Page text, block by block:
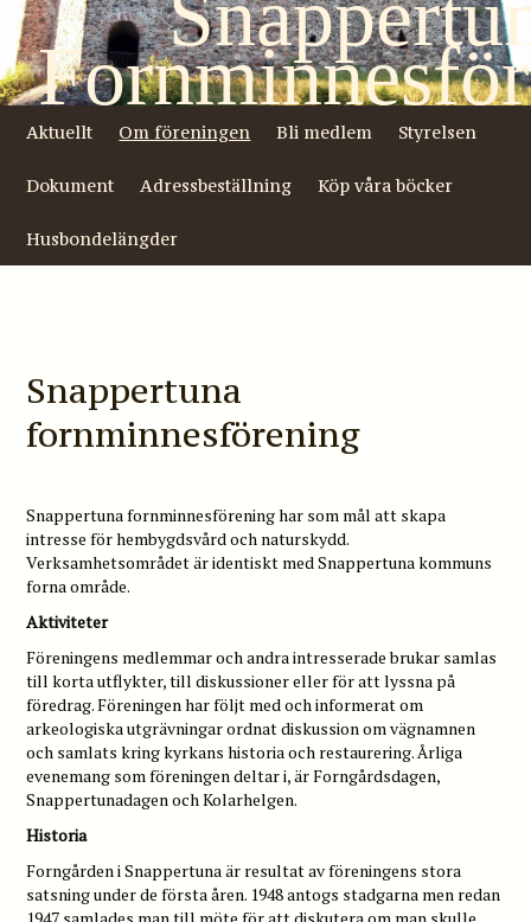
Aktuellt Om föreningen Bli medlem Styrelsen
Dokument Adressbeställning Köp våra böcker
Husbondelängder
Snappertuna
fornminnesförening
Snappertuna fornminnesförening har som mål att skapa
intresse för hembygdsvård och naturskydd.
Verksamhetsområdet är identiskt med Snappertuna kommuns
forna område.
Aktiviteter
Föreningens medlemmar och andra intresserade brukar samlas
till korta utflykter, till diskussioner eller för att lyssna på
föredrag. Föreningen har följt med och informerat om
arkeologiska utgrävningar ordnat diskussion om vägnamnen
och samlats kring kyrkans historia och restaurering. Årliga
evenemang som föreningen deltar i, är Forngårdsdagen,
Snappertunadagen och Kolarhelgen.
Historia
Forngården i Snappertuna är resultat av föreningens stora
satsning under de första åren. 1948 antogs stadgarna men redan